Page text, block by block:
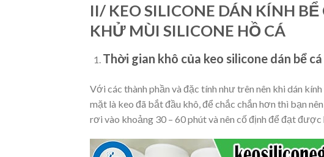
II/ KEO SILICONE DÁN KÍNH
KHỬ MÙI SILICONE HỒ CÁ
Thời gian khô của keo silicone dán bể
Với các thành phần và đặc tính như trên nên khi dán
mặt là keo đã bắt đầu khô, để chắc chắn hơn thì bạn
rơi vào khoảng 30 – 60 phút và nên cố định để đạt được